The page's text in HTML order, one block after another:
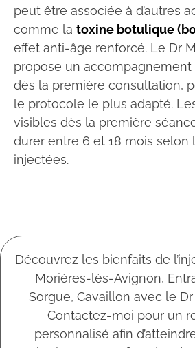
peut être associée à d’autres
comme la toxine botulique
effet anti-âge renforcé. Le Dr
propose un accompagnement
dès la première consultation,
le protocole le plus adapté.
visibles dès la première
durer entre 6 et 18 mois selon
injectées.
Découvrez les bienfaits de
Morières-lès-Avignon,
Sorgue, Cavaillon avec le
Contactez-moi pour un
personnalisé afin